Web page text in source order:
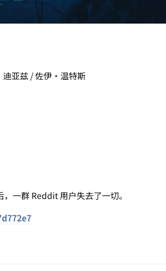
亚兹 / 佐伊·温特斯
一群 Reddit 用户失去了一切。